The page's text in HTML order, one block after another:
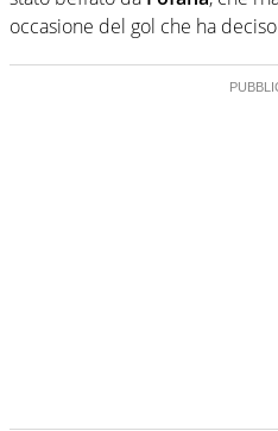
occasione del gol che ha